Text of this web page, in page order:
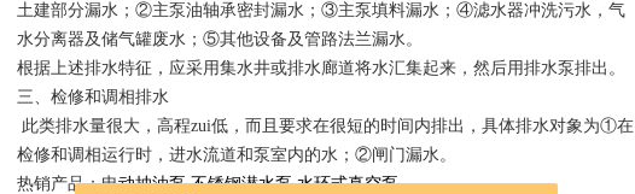
土建部分漏水；②主泵油轴承密封漏水；③主泵填料漏水；④滤水器冲洗污水，气
水分离器及储气罐废水；⑤其他设备及管路法兰漏水。
根据上述排水特征，应采用集水井或排水廊道将水汇集起来，然后用排水泵排出。
三、 检修和调相排水
此类排水量很大，高程zui低，而且要求在很短的时间内排出，具体排水对象为①在
检修和调相运行时，进水流道和泵室内的水；②闸门漏水。
热销产品：电动抽油泵,不锈钢潜水泵,水环式真空泵